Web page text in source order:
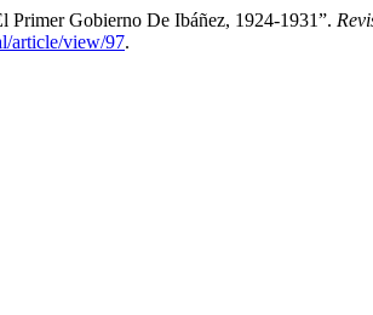
Primer Gobierno De Ibáñez, 1924-1931”.
article/view/97.